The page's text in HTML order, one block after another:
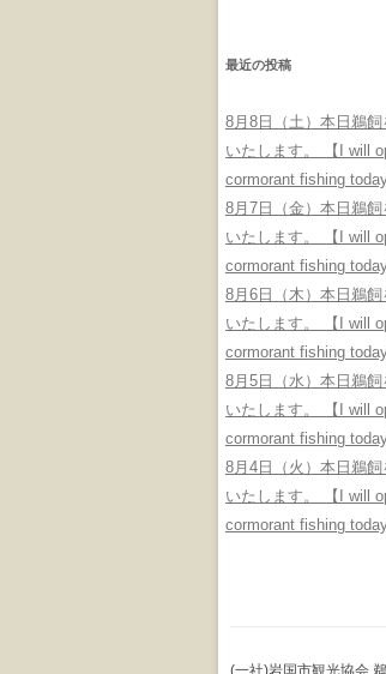
最近の投稿
8月8日（土）本日鵜飼
いたします。 【I will
cormorant fishing today
8月7日（金）本日鵜飼
いたします。 【I will
cormorant fishing today
8月6日（木）本日鵜飼
いたします。 【I will
cormorant fishing today
8月5日（水）本日鵜飼
いたします。 【I will
cormorant fishing today
8月4日（火）本日鵜飼
いたします。 【I will
cormorant fishing today
(一社)岩国市観光協会